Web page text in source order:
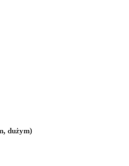
dużym)